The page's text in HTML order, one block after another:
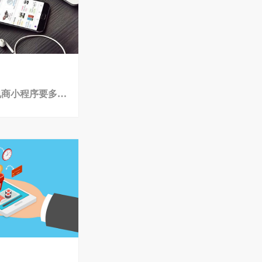
长沙做一款社区电商小程序要多少钱？